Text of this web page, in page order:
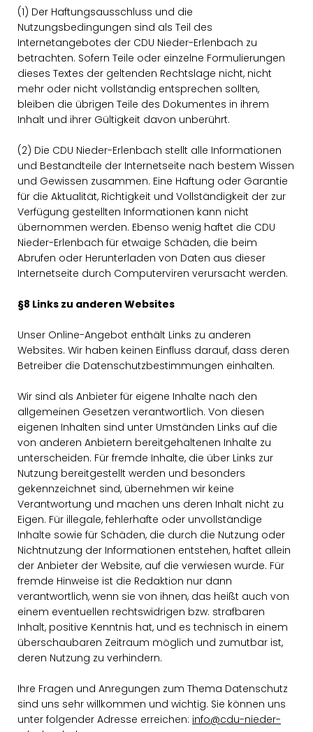
(1) Der Haftungsausschluss und die
Nutzungsbedingungen sind als Teil des
Internetangebotes der CDU Nieder-Erlenbach zu
betrachten. Sofern Teile oder einzelne Formulierungen
dieses Textes der geltenden Rechtslage nicht, nicht
mehr oder nicht vollständig entsprechen sollten,
bleiben die übrigen Teile des Dokumentes in ihrem
Inhalt und ihrer Gültigkeit davon unberührt.
(2) Die CDU Nieder-Erlenbach stellt alle Informationen
und Bestandteile der Internetseite nach bestem Wissen
und Gewissen zusammen. Eine Haftung oder Garantie
für die Aktualität, Richtigkeit und Vollständigkeit der zur
Verfügung gestellten Informationen kann nicht
übernommen werden. Ebenso wenig haftet die CDU
Nieder-Erlenbach für etwaige Schäden, die beim
Abrufen oder Herunterladen von Daten aus dieser
Internetseite durch Computerviren verursacht werden.
§8 Links zu anderen Websites
Unser Online-Angebot enthält Links zu anderen
Websites. Wir haben keinen Einfluss darauf, dass deren
Betreiber die Datenschutzbestimmungen einhalten.
Wir sind als Anbieter für eigene Inhalte nach den
allgemeinen Gesetzen verantwortlich. Von diesen
eigenen Inhalten sind unter Umständen Links auf die
von anderen Anbietern bereitgehaltenen Inhalte zu
unterscheiden. Für fremde Inhalte, die über Links zur
Nutzung bereitgestellt werden und besonders
gekennzeichnet sind, übernehmen wir keine
Verantwortung und machen uns deren Inhalt nicht zu
Eigen. Für illegale, fehlerhafte oder unvollständige
Inhalte sowie für Schäden, die durch die Nutzung oder
Nichtnutzung der Informationen entstehen, haftet allein
der Anbieter der Website, auf die verwiesen wurde. Für
fremde Hinweise ist die Redaktion nur dann
verantwortlich, wenn sie von ihnen, das heißt auch von
einem eventuellen rechtswidrigen bzw. strafbaren
Inhalt, positive Kenntnis hat, und es technisch in einem
überschaubaren Zeitraum möglich und zumutbar ist,
deren Nutzung zu verhindern.
Ihre Fragen und Anregungen zum Thema Datenschutz
sind uns sehr willkommen und wichtig. Sie können uns
unter folgender Adresse erreichen: info@cdu-nieder-